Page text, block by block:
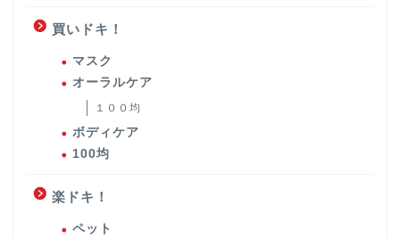
買いドキ！
マスク
オーラルケア
１００均
ボディケア
100均
楽ドキ！
ペット